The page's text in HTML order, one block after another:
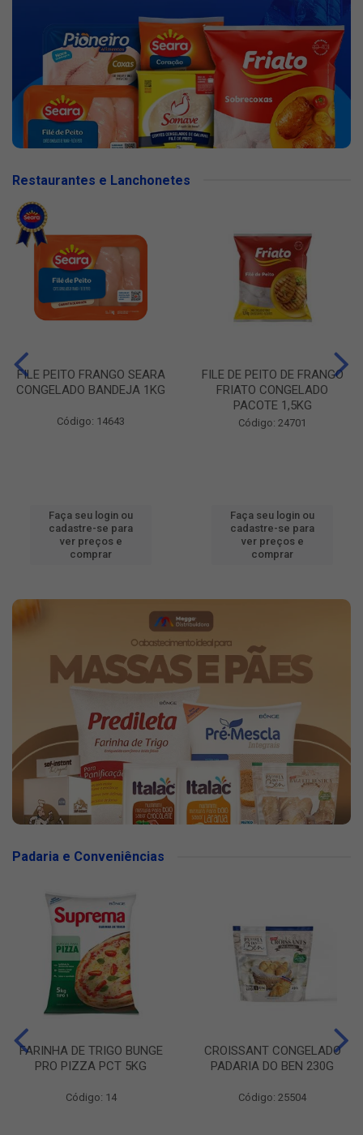
Restaurantes e Lanchonetes
FILE PEITO FRANGO SEARA
CONGELADO BANDEJA 1KG
Código: 14643
Faça seu login ou
cadastre-se para
ver preços e
comprar
FILE DE PEITO DE FRANGO
FRIATO CONGELADO
PACOTE 1,5KG
Código: 24701
Faça seu login ou
cadastre-se para
ver preços e
comprar
Padaria e Conveniências
FARINHA DE TRIGO BUNGE
PRO PIZZA PCT 5KG
Código: 14
CROISSANT CONGELADO
PADARIA DO BEN 230G
Código: 25504